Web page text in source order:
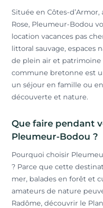
Située en Côtes-
Rose, Pleumeur-Bodou
location vacances pas
littoral sauvage, espaces
de plein air et
commune bretonne est
un séjour en famille ou
découverte et nature.
Que faire pendant
Pleumeur-Bodou ?
Pourquoi choisir
? Parce que cette
mer, balades en forêt et
amateurs de nature
Radôme, découvrir le